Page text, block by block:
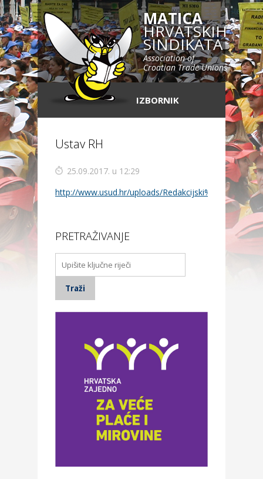
MATICA
HRVATSKIH
SINDIKATA
Association of
Croatian Trade Unions
IZBORNIK
Ustav RH
25.09.2017. u 12:29
http://www.usud.hr/uploads/
PRETRAŽIVANJE